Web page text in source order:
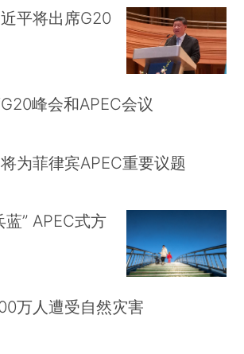
平将出席G20
峰会和APEC会议
为菲律宾APEC重要议题
蓝” APEC式方
万人遭受自然灾害